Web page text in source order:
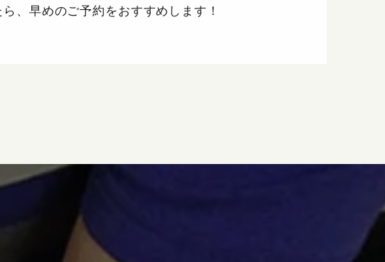
、早めのご予約をおすすめします！